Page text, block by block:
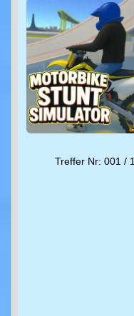
Treffer Nr: 001 / 1